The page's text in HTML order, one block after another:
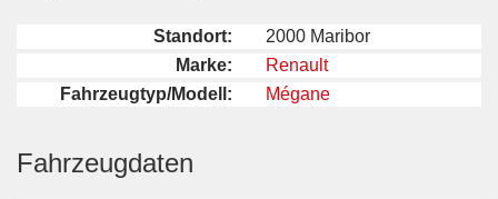
Standort:
2000 Maribor
Marke:
Renault
Fahrzeugtyp/Modell:
Mégane
Fahrzeugdaten